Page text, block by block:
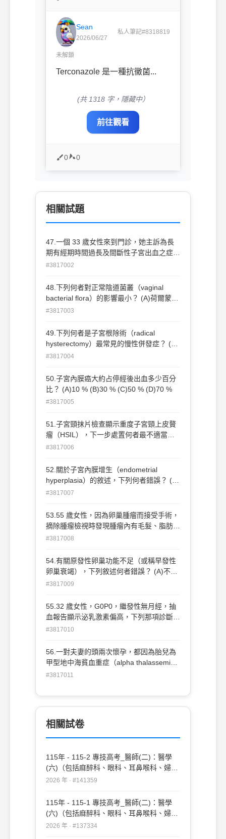
Sean
2026/06/27
私人筆記#8318819
未解鎖
Terconazole 是一種抗黴菌...
(共 1318 字，隱藏中）
前往觀看
0 0
相關試題
47.一個 33 歲女性來到門診，她主訴為長
期有經期時間過長及間斷性子宮出血之症
狀，此外她並無經血量過多或頻尿之現象，
結束，經婦科超音波檢查發現如圖，下列何
者是最有可能的診斷？ (A)子宮頸糜爛
息肉（endometrial polyp）
#3817002
48.下列何者對正常陰道菌叢（vaginal
bacterial flora）的影響最小？ (A)荷爾蒙狀
態 (B)陰道酸鹼度 (C)飲食 (D)年齡
#3817003
49.下列何者是子宮根除術（radical
hysterectomy）最常見的慢性併發症？ (A)
輸尿管陰道瘻管（ureterovaginal fistula）
(C)腸阻塞（bowel obstruction） (D)膀胱
低張症（bladder hypotonia）
#3817004
50.子宮內膜癌大約占停經後出血多少百分
比？ (A)10 % (B)30 % (C)50 % (D)70 %
#3817005
51.子宮頸抹片檢查顯示重度子宮頸上皮贅
瘤（HSIL），下一步處置何者最不適當？
(A)陰道鏡檢查＋子宮頸切片（colposcopy
(C)子宮頸錐狀切除（conization） (D)loop
electrosurgical excision
#3817006
52.關於子宮內膜增生（endometrial
hyperplasia）的敘述，下列何者錯誤？ (A)
它是造成子宮異常出血的原因之一 (B)根據
hyperplasia 進展為子宮內膜癌的機率為
29% (C)根據 Trimble 的研究，經子宮內膜
hyperplasia 的判斷標準包括較大的細胞
核、較高的核質比、細胞排列不整齊等特質
#3817007
53.55 歲女性，因為卵巢腫瘤而接受手術，
摘除腫瘤檢視時發現腫瘤內有毛髮、脂肪、
皮脂腺等組織。最後病理報告敘述有惡性細
癌及肉瘤（mixed carcinoma and
sarcoma） (B)腺癌（adenocarcinoma）
#3817008
54.有關原發性卵巢功能不足（或稱早發性
卵巢衰竭），下列敘述何者錯誤？ (A)不到
40 歲之女性，有 4 個月以上沒來月經，同
到停經婦女的範圍內，即可確診 (B)可能的
原因包括 X 染色體脆折症（fragile X
發生原發性卵巢功能不足的機率約在 13%
至 26%之間
#3817009
55.32 歲女性，G0P0，繼發性無月經，抽
血報告顯示泌乳激素偏高，下列那項診斷是
最不可能的原因？ (A)甲狀腺功能低下 (B)
（antidepressants） (D)乳腺癌
#3817010
56.一對夫妻的頭兩次懷孕，都因為胎兒為
甲型地中海貧血重症（alpha thalassemia
major）於 4 個多月時終止妊娠，後續檢查
他們表示這段期間身心備受煎熬，想了解還
有沒有機會正常生育。下列何項建議最能避
(A)絨毛膜穿刺取樣（chorionic villus
sampling, CVS） (B)羊水穿刺診斷
著床前基因診斷（preimplantation genetic
diagnosis, PGD） (D)非侵入性產前染色體
篩檢（noninvasive prenatal screening,
#3817011
相關試卷
115年 - 115-2 專技高考_醫師(二)：醫學
(六)（包括麻醉科、眼科、耳鼻喉科、婦產
科、復健科等科目及其相關臨床實例與醫學
2026 年 · #141359
115年 - 115-1 專技高考_醫師(二)：醫學
(六)（包括麻醉科、眼科、耳鼻喉科、婦產
科、復健科等科目及其相關臨床實例與醫學
2026 年 · #137334